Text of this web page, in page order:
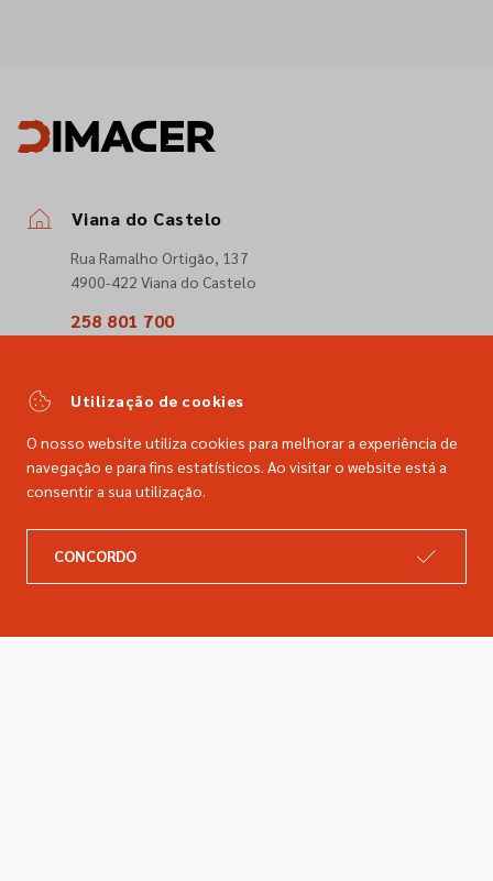
Viana do Castelo
Rua Ramalho Ortigão, 137
4900-422 Viana do Castelo
258 801 700
comercial@dimacer.com
Catálogo
Utilização de cookies
O nosso website utiliza cookies para melhorar a experiência de
navegação e para fins estatísticos. Ao visitar o website está a
consentir a sua utilização.
CONCORDO